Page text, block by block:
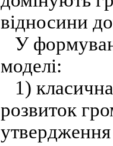
відносини
У
моделі:
1)
розвиток